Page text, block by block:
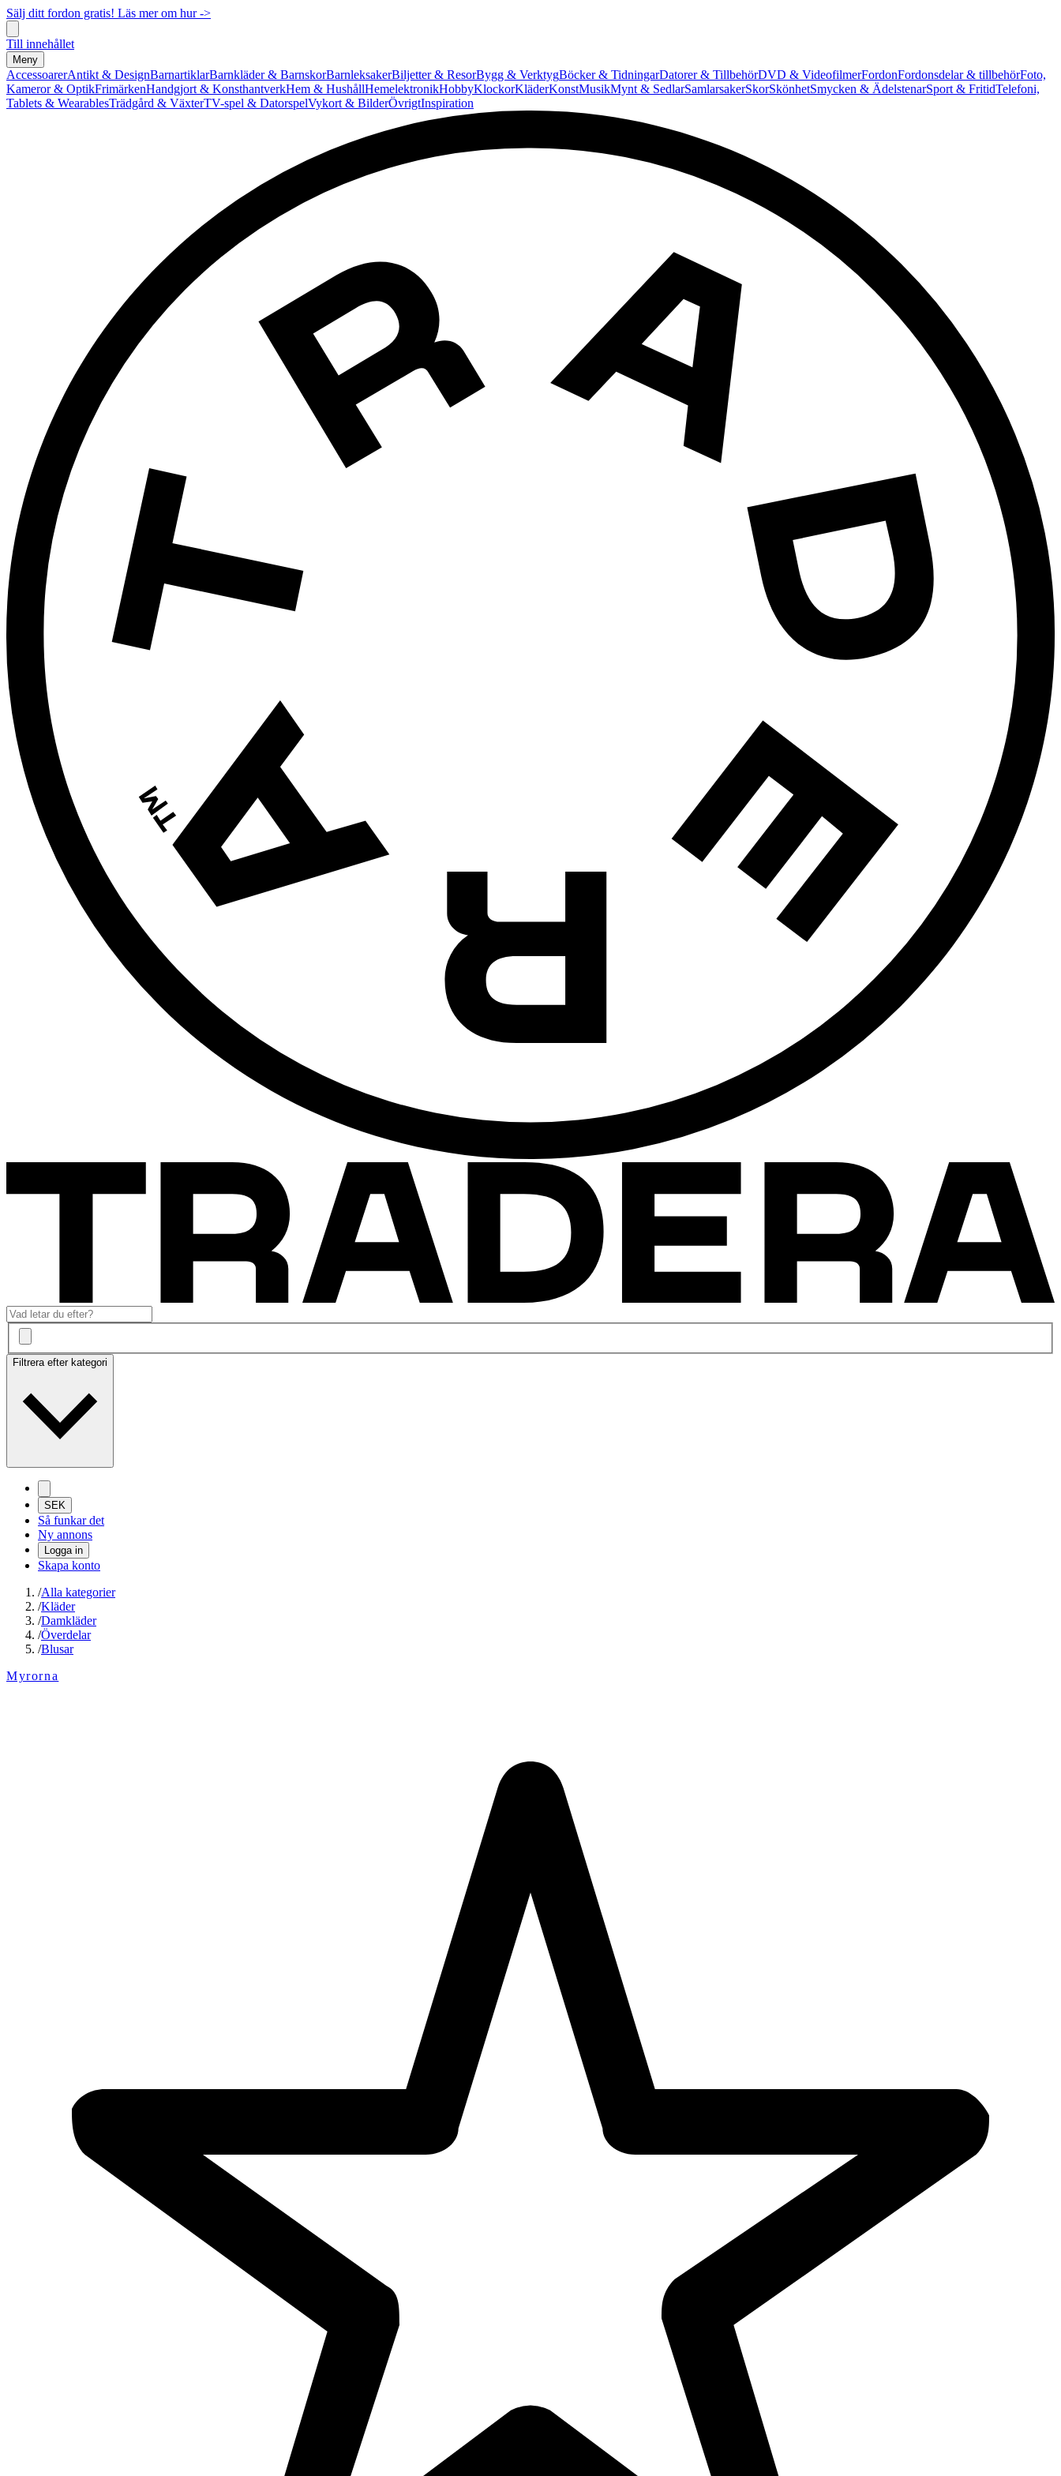
Sälj ditt fordon gratis! Läs mer om hur ->
Till innehållet
Meny
AccessoarerAntikt & DesignBarnartiklarBarnkläder & BarnskorBarnleksakerBiljetter & ResorBygg & VerktygBöcker & TidningarDatorer & TillbehörDVD & VideofilmerFordonFordonsdelar & tillbehörFoto,
Kameror & OptikFrimärkenHandgjort & KonsthantverkHem & HushållHemelektronikHobbyKlockorKläderKonstMusikMynt & SedlarSamlarsakerSkorSkönhetSmycken & ÄdelstenarSport & FritidTelefoni,
Tablets & WearablesTrädgård & VäxterTV-spel & DatorspelVykort & BilderÖvrigtInspiration
Filtrera efter kategori
SEK
Så funkar det
Ny annons
Logga in
Skapa konto
/Alla kategorier
/Kläder
/Damkläder
/Överdelar
/Blusar
Myrorna